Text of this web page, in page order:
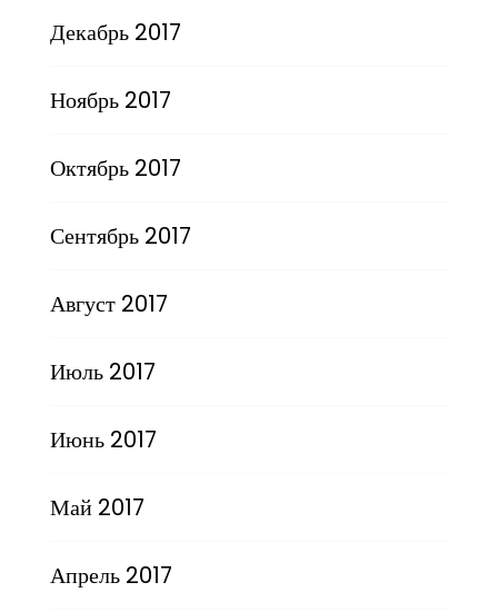
Декабрь 2017
Ноябрь 2017
Октябрь 2017
Сентябрь 2017
Август 2017
Июль 2017
Июнь 2017
Май 2017
Апрель 2017